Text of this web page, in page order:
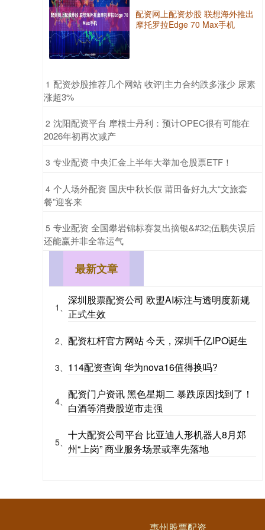
配资网上配资炒股 联想海外推出
摩托罗拉Edge 70 Max手机
1 ​配资炒股推荐几个网站 收评|主力合约跌多涨少 尿素
涨超3%
2 ​沈阳配资平台 摩根士丹利：预计OPEC很有可能在
2026年初再次减产
3 ​专业配资 中央汇金上半年大举加仓股票ETF！
4 ​个人场外配资 国庆中秋长假 莆田备好九大“文旅套
餐”迎客来
5 ​专业配资 全国攀岩锦标赛复出摘银&#32;伍鹏失误后
还能赢并非全靠运气
最新文章
1、
深圳股票配资公司 欧盟AI标注与透明度新规
正式生效
2、 配资杠杆官方网站 今天，深圳千亿IPO诞生
3、 114配资查询 华为nova16值得换吗?
4、
配资门户资讯 黑色星期二 暴跌原因找到了！
白酒等消费股逆市走强
5、
十大配资公司平台 比亚迪人形机器人8月郑
州“上岗” 商业服务场景或率先落地
惠州股票配资